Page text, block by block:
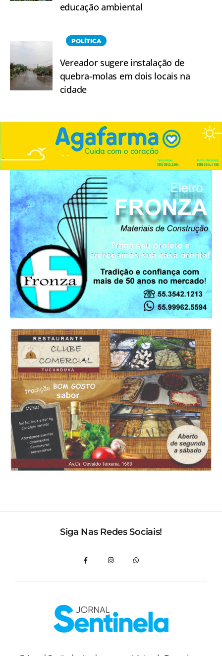
educação ambiental
POLÍTICA
Vereador sugere instalação de
quebra-molas em dois locais na
cidade
Siga Nas Redes Sociais!